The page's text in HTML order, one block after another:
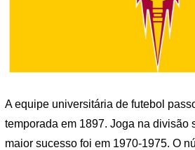
A equipe universitária de futebol
temporada em 1897. Joga na divisão
maior sucesso foi em 1970-1975. O